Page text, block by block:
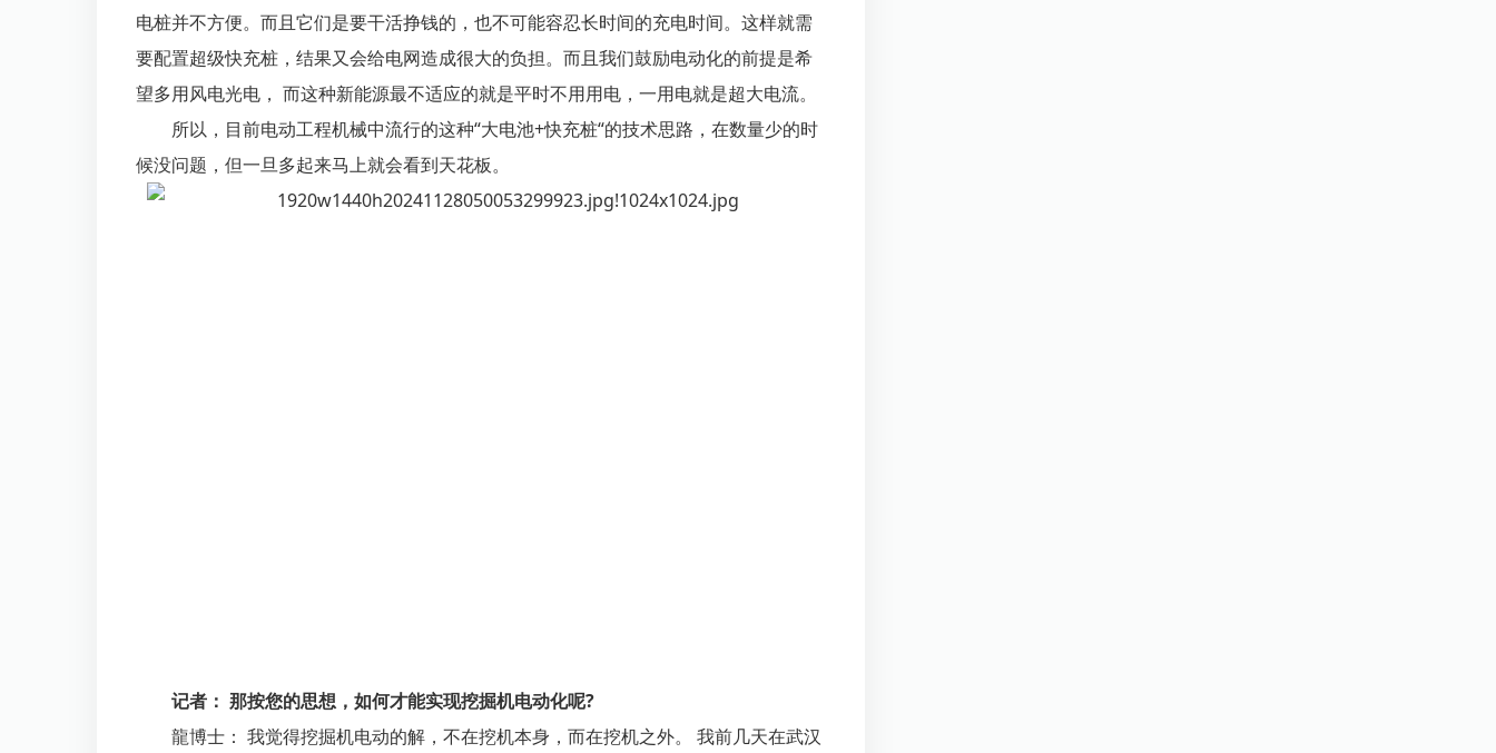
电桩并不方便。而且它们是要干活挣钱的，也不可能容忍长时间的充电时间。这样就需
要配置超级快充桩，结果又会给电网造成很大的负担。而且我们鼓励电动化的前提是希
望多用风电光电， 而这种新能源最不适应的就是平时不用用电，一用电就是超大电流。
所以，目前电动工程机械中流行的这种“大电池+快充桩“的技术思路，在数量少的时
候没问题，但一旦多起来马上就会看到天花板。
记者： 那按您的思想，如何才能实现挖掘机电动化呢?
龍博士： 我觉得挖掘机电动的解，不在挖机本身，而在挖机之外。 我前几天在武汉